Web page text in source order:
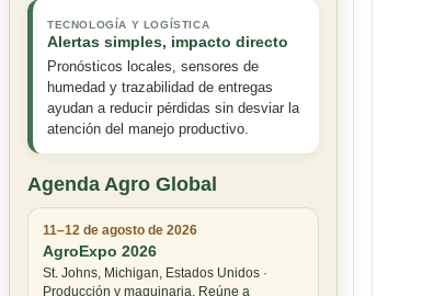
TECNOLOGÍA Y LOGÍSTICA
Alertas simples, impacto directo
Pronósticos locales, sensores de
humedad y trazabilidad de entregas
ayudan a reducir pérdidas sin desviar la
atención del manejo productivo.
Agenda Agro Global
11–12 de agosto de 2026
AgroExpo 2026
St. Johns, Michigan, Estados Unidos ·
Producción y maquinaria. Reúne a